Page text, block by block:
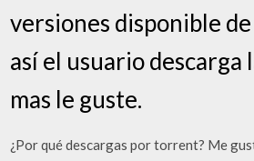
versiones disponible
así el usuario descarga
mas le guste.
¿Por qué descargas por torrent? Me